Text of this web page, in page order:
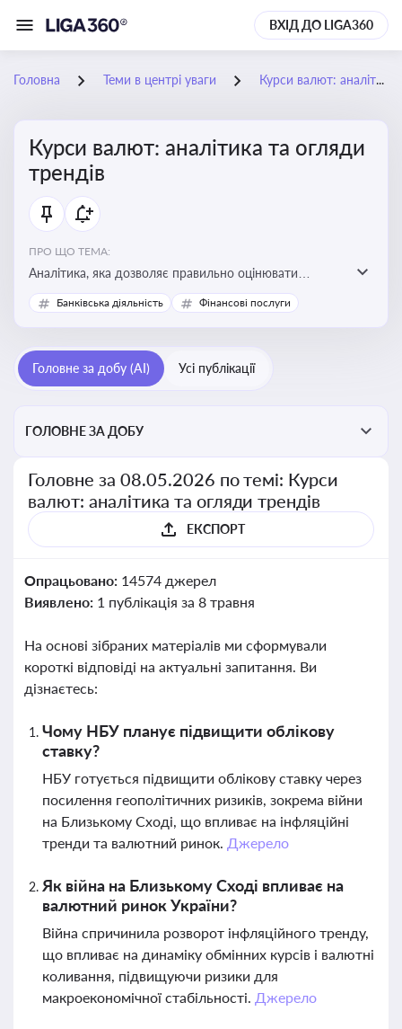
ВХІД ДО LIGA360
Головна Теми в центрі уваги Курси валют: аналітика та огляди трендів
Курси валют: аналітика та огляди
трендів
ПРО ЩО ТЕМА:
Аналітика, яка дозволяє правильно оцінювати
фінансові ризики та планувати витрати. Зміни в
курсах валют можуть вплинути на собівартість
Банківська діяльність Фінансові послуги
Головне за добу (AI) Усі публікації
ГОЛОВНЕ ЗА ДОБУ
Головне за 08.05.2026 по темі: Курси
валют: аналітика та огляди трендів
ЕКСПОРТ
Опрацьовано: 14574 джерел
Виявлено: 1 публікація за 8 травня
На основі зібраних матеріалів ми сформували
короткі відповіді на актуальні запитання. Ви
дізнаєтесь:
Чому НБУ планує підвищити облікову
ставку?
НБУ готується підвищити облікову ставку через
посилення геополітичних ризиків, зокрема війни
на Близькому Сході, що впливає на інфляційні
тренди та валютний ринок. Джерело
Як війна на Близькому Сході впливає на
валютний ринок України?
Війна спричинила розворот інфляційного тренду,
що впливає на динаміку обмінних курсів і валютні
коливання, підвищуючи ризики для
макроекономічної стабільності. Джерело